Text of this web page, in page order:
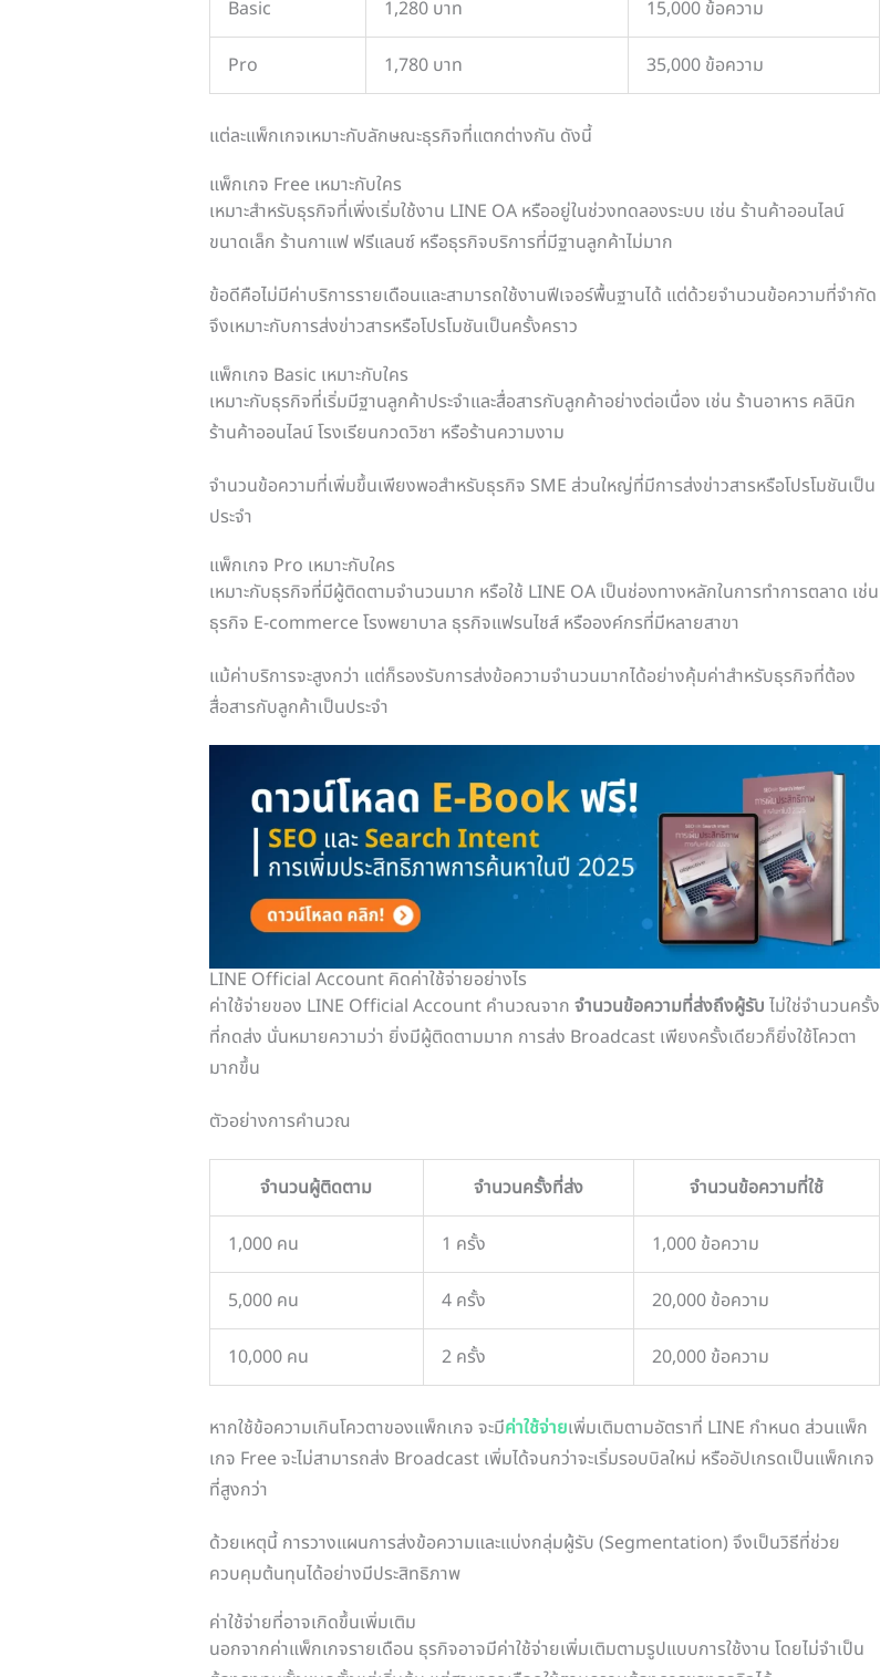
Basic 1,280 บาท 15,000 ข้อความ
Pro 1,780 บาท 35,000 ข้อความ
แต่ละแพ็กเกจเหมาะกับลักษณะธุรกิจที่แตกต่างกัน ดังนี้
แพ็กเกจ Free เหมาะกับใคร
เหมาะสำหรับธุรกิจที่เพิ่งเริ่มใช้งาน LINE OA หรืออยู่ในช่วงทดลองระบบ เช่น ร้านค้าออนไลน์
ขนาดเล็ก ร้านกาแฟ ฟรีแลนซ์ หรือธุรกิจบริการที่มีฐานลูกค้าไม่มาก
ข้อดีคือไม่มีค่าบริการรายเดือนและสามารถใช้งานฟีเจอร์พื้นฐานได้ แต่ด้วยจำนวนข้อความที่จำกัด
จึงเหมาะกับการส่งข่าวสารหรือโปรโมชันเป็นครั้งคราว
แพ็กเกจ Basic เหมาะกับใคร
เหมาะกับธุรกิจที่เริ่มมีฐานลูกค้าประจำและสื่อสารกับลูกค้าอย่างต่อเนื่อง เช่น ร้านอาหาร คลินิก
ร้านค้าออนไลน์ โรงเรียนกวดวิชา หรือร้านความงาม
จำนวนข้อความที่เพิ่มขึ้นเพียงพอสำหรับธุรกิจ SME ส่วนใหญ่ที่มีการส่งข่าวสารหรือโปรโมชันเป็น
ประจำ
แพ็กเกจ Pro เหมาะกับใคร
เหมาะกับธุรกิจที่มีผู้ติดตามจำนวนมาก หรือใช้ LINE OA เป็นช่องทางหลักในการทำการตลาด เช่น
ธุรกิจ E-commerce โรงพยาบาล ธุรกิจแฟรนไชส์ หรือองค์กรที่มีหลายสาขา
แม้ค่าบริการจะสูงกว่า แต่ก็รองรับการส่งข้อความจำนวนมากได้อย่างคุ้มค่าสำหรับธุรกิจที่ต้อง
สื่อสารกับลูกค้าเป็นประจำ
LINE Official Account คิดค่าใช้จ่ายอย่างไร
ค่าใช้จ่ายของ LINE Official Account คำนวณจาก จำนวนข้อความที่ส่งถึงผู้รับ ไม่ใช่จำนวนครั้ง
ที่กดส่ง นั่นหมายความว่า ยิ่งมีผู้ติดตามมาก การส่ง Broadcast เพียงครั้งเดียวก็ยิ่งใช้โควตา
มากขึ้น
ตัวอย่างการคำนวณ
จำนวนผู้ติดตาม จำนวนครั้งที่ส่ง จำนวนข้อความที่ใช้
1,000 คน 1 ครั้ง 1,000 ข้อความ
5,000 คน 4 ครั้ง 20,000 ข้อความ
10,000 คน 2 ครั้ง 20,000 ข้อความ
หากใช้ข้อความเกินโควตาของแพ็กเกจ จะมีค่าใช้จ่ายเพิ่มเติมตามอัตราที่ LINE กำหนด ส่วนแพ็ก
เกจ Free จะไม่สามารถส่ง Broadcast เพิ่มได้จนกว่าจะเริ่มรอบบิลใหม่ หรืออัปเกรดเป็นแพ็กเกจ
ที่สูงกว่า
ด้วยเหตุนี้ การวางแผนการส่งข้อความและแบ่งกลุ่มผู้รับ (Segmentation) จึงเป็นวิธีที่ช่วย
ควบคุมต้นทุนได้อย่างมีประสิทธิภาพ
ค่าใช้จ่ายที่อาจเกิดขึ้นเพิ่มเติม
นอกจากค่าแพ็กเกจรายเดือน ธุรกิจอาจมีค่าใช้จ่ายเพิ่มเติมตามรูปแบบการใช้งาน โดยไม่จำเป็น